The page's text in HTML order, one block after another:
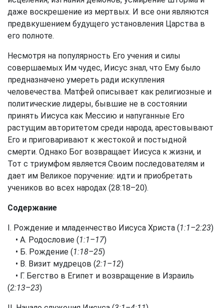
даже воскрешение из мертвых. И все они являются
предвкушением будущего установления Царства в
его полноте.
Несмотря на популярность Его учения и силы
совершаемых Им чудес, Иисус знал, что Ему было
предназначено умереть ради искупления
человечества. Матфей описывает как религиозные и
политические лидеры, бывшие не в состоянии
принять Иисуса как Мессию и напуганные Его
растущим авторитетом среди народа, арестовывают
Его и приговаривают к жестокой и постыдной
смерти. Однако Бог возвращает Иисуса к жизни, и
Тот с триумфом является Своим последователям и
дает им Великое поручение: идти и приобретать
учеников во всех народах (28:18–20).
Содержание
I. Рождение и младенчество Иисуса Христа (1:1–2:23)
• А. Родословие (1:1–17)
• Б. Рождение (1:18–25)
• В. Визит мудрецов (2:1–12)
• Г. Бегство в Египет и возвращение в Израиль
(2:13–23)